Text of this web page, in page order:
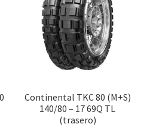
Continental TKC 80 (M+S)
140/80 – 17 69Q TL
(trasero)